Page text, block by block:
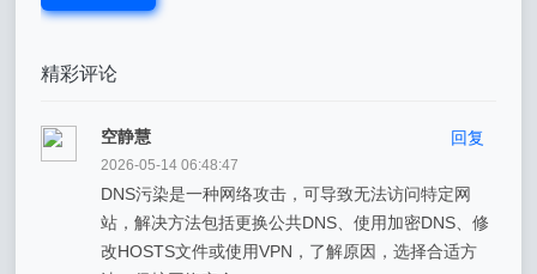
精彩评论
空静慧 回复
2026-05-14 06:48:47
DNS污染是一种网络攻击，可导致无法访问特定网
站，解决方法包括更换公共DNS、使用加密DNS、修
改HOSTS文件或使用VPN，了解原因，选择合适方